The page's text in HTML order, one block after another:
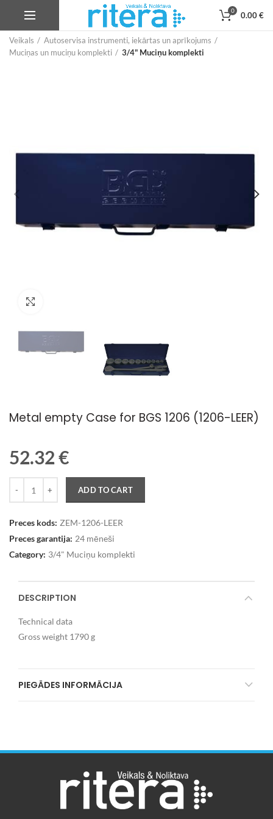
0 0.00€
Veikals
Autoservisa instrumenti, iekārtas un aprīkojums
Muciņas un muciņu komplekti
3/4" Muciņu komplekti
Metal empty Case for BGS 1206 (1206-LEER)
52.32€
ADD TO CART
Preces kods: ZEM-1206-LEER
Preces garantija: 24 mēneši
Category: 3/4" Muciņu komplekti
DESCRIPTION
Technical data
Gross weight 1790 g
PIEGĀDES INFORMĀCIJA